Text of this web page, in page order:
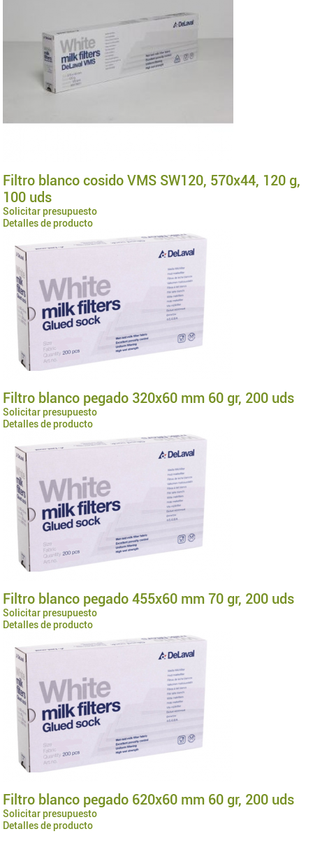
Filtro blanco cosido VMS SW120, 570x44, 120 g,
100 uds
Solicitar presupuesto
Detalles de producto
Filtro blanco pegado 320x60 mm 60 gr, 200 uds
Solicitar presupuesto
Detalles de producto
Filtro blanco pegado 455x60 mm 70 gr, 200 uds
Solicitar presupuesto
Detalles de producto
Filtro blanco pegado 620x60 mm 60 gr, 200 uds
Solicitar presupuesto
Detalles de producto